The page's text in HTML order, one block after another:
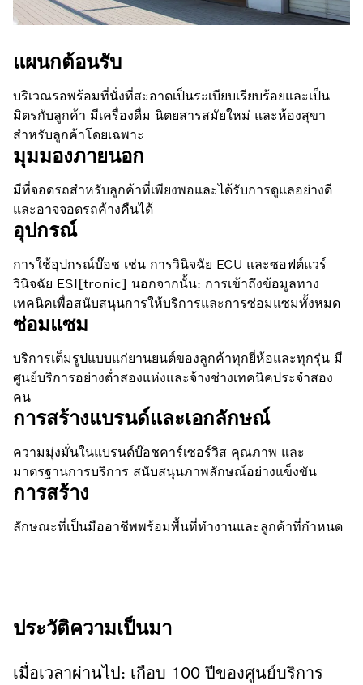
แผนกต้อนรับ
บริเวณรอพร้อมที่นั่งที่สะอาดเป็นระเบียบเรียบร้อยและเป็น
มิตรกับลูกค้า มีเครื่องดื่ม นิตยสารสมัยใหม่ และห้องสุขา
สำหรับลูกค้าโดยเฉพาะ
มุมมองภายนอก
มีที่จอดรถสำหรับลูกค้าที่เพียงพอและได้รับการดูแลอย่างดี
และอาจจอดรถค้างคืนได้
อุปกรณ์
การใช้อุปกรณ์บ๊อช เช่น การวินิจฉัย ECU และซอฟต์แวร์
วินิจฉัย ESI[tronic] นอกจากนั้น: การเข้าถึงข้อมูลทาง
เทคนิคเพื่อสนับสนุนการให้บริการและการซ่อมแซมทั้งหมด
ซ่อมแซม
บริการเต็มรูปแบบแก่ยานยนต์ของลูกค้าทุกยี่ห้อและทุกรุ่น มี
ศูนย์บริการอย่างต่ำสองแห่งและจ้างช่างเทคนิคประจำสอง
คน
การสร้างแบรนด์และเอกลักษณ์
ความมุ่งมั่นในแบรนด์บ๊อชคาร์เซอร์วิส คุณภาพ และ
มาตรฐานการบริการ สนับสนุนภาพลักษณ์อย่างแข็งขัน
การสร้าง
ลักษณะที่เป็นมืออาชีพพร้อมพื้นที่ทำงานและลูกค้าที่กำหนด
ประวัติความเป็นมา
เมื่อเวลาผ่านไป: เกือบ 100 ปีของศูนย์บริการ